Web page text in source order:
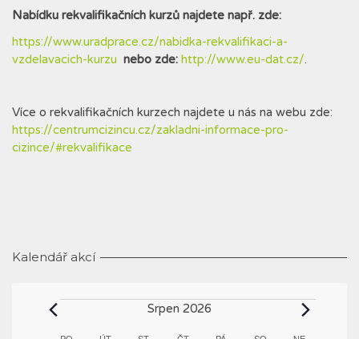
Nabídku rekvalifikačních kurzů najdete např. zde:
https://www.uradprace.cz/nabidka-rekvalifikaci-a-
vzdelavacich-kurzu nebo zde: http://www.eu-dat.cz/.
Více o rekvalifikačních kurzech najdete u nás na webu zde:
https://centrumcizincu.cz/zakladni-informace-pro-
cizince/#rekvalifikace
Kalendář akcí
Akce Srpen 2026